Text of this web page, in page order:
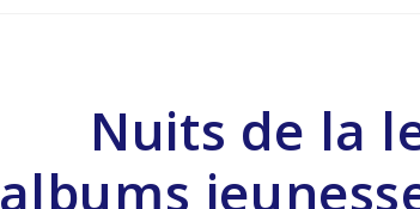
Nuits de la
albums